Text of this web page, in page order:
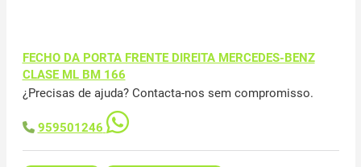
FECHO DA PORTA FRENTE DIREITA MERCEDES-BENZ
CLASE ML BM 166
¿Precisas de ajuda? Contacta-nos sem compromisso.
959501246